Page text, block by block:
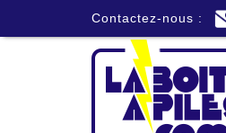
Contactez-nous :